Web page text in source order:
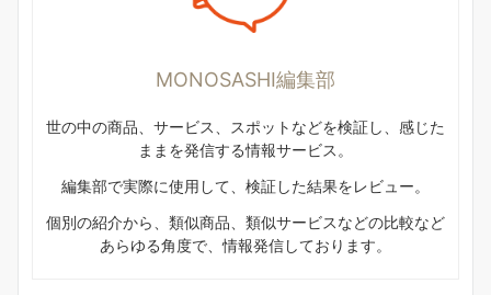
MONOSASHI編集部
世の中の商品、サービス、スポットなどを検証し、感じた
ままを発信する情報サービス。
編集部で実際に使用して、検証した結果をレビュー。
個別の紹介から、類似商品、類似サービスなどの比較など
あらゆる角度で、情報発信しております。